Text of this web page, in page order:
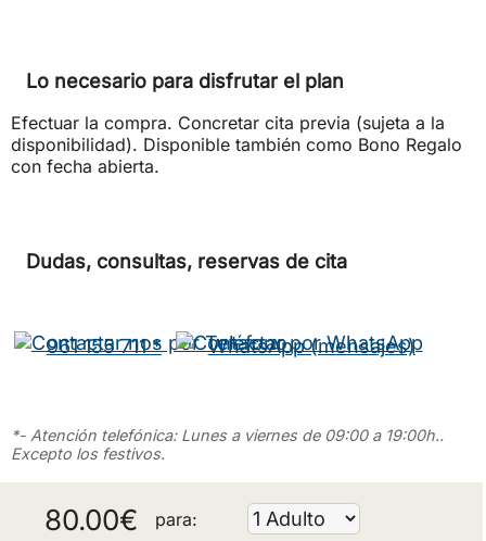
Lo necesario para disfrutar el plan
Efectuar la compra. Concretar cita previa (sujeta a la
disponibilidad). Disponible también como Bono Regalo
con fecha abierta.
Dudas, consultas, reservas de cita
961 155 711 * WhatsApp (mensajes)
*- Atención telefónica: Lunes a viernes de 09:00 a 19:00h..
Excepto los festivos.
80.00€ para: